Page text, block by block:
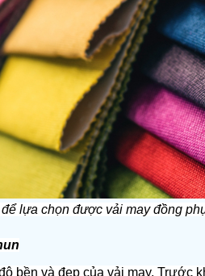
lựa chọn được vải may đồng
bền và đẹp của vải may. Trước